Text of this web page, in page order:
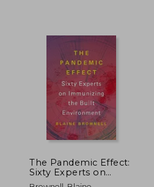
40%
dcto.
The Pandemic Effect:
Sixty Experts on
Immunizing the Built